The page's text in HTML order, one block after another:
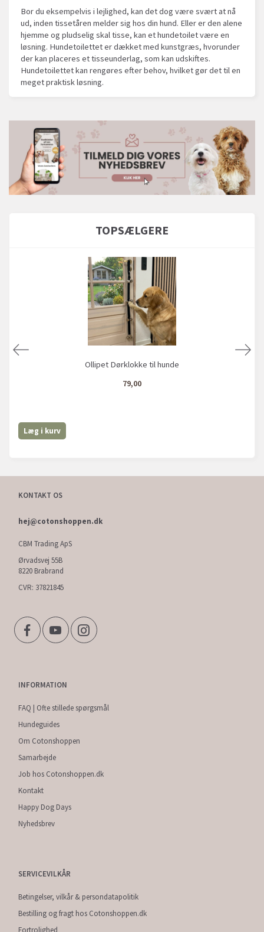
Bor du eksempelvis i lejlighed, kan det dog være svært at nå
ud, inden tissetåren melder sig hos din hund. Eller er den alene
hjemme og pludselig skal tisse, kan et hundetoilet være en
løsning. Hundetoilettet er dækket med kunstgræs, hvorunder
der kan placeres et tisseunderlag, som kan udskiftes.
Hundetoilettet kan rengøres efter behov, hvilket gør det til en
meget praktisk løsning.
TOPSÆLGERE
Ollipet Dørklokke til hunde
79,00
Læg i kurv
KONTAKT OS
hej@cotonshoppen.dk
CBM Trading ApS
Ørvadsvej 55B
8220 Brabrand
CVR: 37821845
INFORMATION
FAQ | Ofte stillede spørgsmål
Hundeguides
Om Cotonshoppen
Samarbejde
Job hos Cotonshoppen.dk
Kontakt
Happy Dog Days
Nyhedsbrev
SERVICEVILKÅR
Betingelser, vilkår & persondatapolitik
Bestilling og fragt hos Cotonshoppen.dk
Fortrolighed